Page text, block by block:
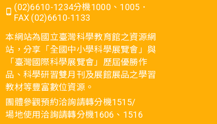
(02)6610-1234分機1000、1005．
FAX (02)6610-1133
本網站為國立臺灣科學教育館之資源網
站，分享「全國中小學科學展覽會」與
「臺灣國際科學展覽會」歷屆優勝作
品、科學研習雙月刊及展館展品之學習
教材等豐富數位資源。
團體參觀預約洽詢請轉分機1515/
場地使用洽詢請轉分機1606、1516